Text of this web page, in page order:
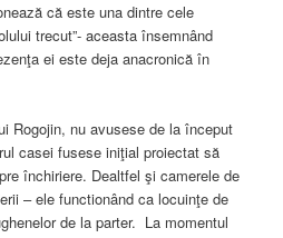
că este una dintre cele
trecut”- aceasta însemnând
ei este deja anacronică în
Rogojin, nu avusese de la început
casei fusese iniţial proiectat să
închiriere. Dealtfel şi camerele de
– ele functionând ca locuinţe de
de la parter. La momentul